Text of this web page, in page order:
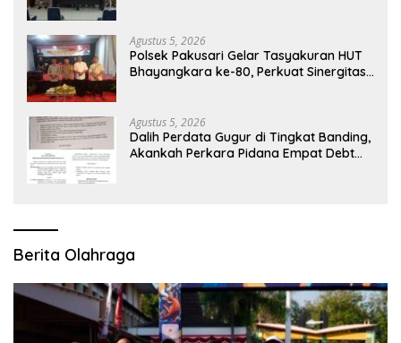
Agustus 5, 2026
Polsek Pakusari Gelar Tasyakuran HUT
Bhayangkara ke-80, Perkuat Sinergitas
Agustus 5, 2026
Dalih Perdata Gugur di Tingkat Banding,
Akankah Perkara Pidana Empat Debt
Berita Olahraga